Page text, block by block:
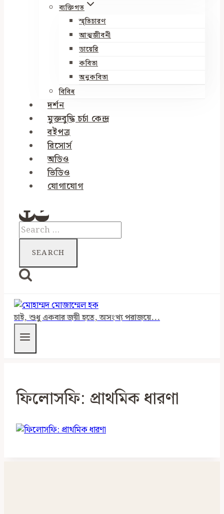
ব্যক্তিগত
স্মৃতিচারণ
আত্মজীবনী
ডায়েরি
কবিতা
অনুকবিতা
বিবিধ
দর্শন
মুক্তবুদ্ধি চর্চা কেন্দ্র
বইপত্র
রিসোর্স
অডিও
ভিডিও
যোগাযোগ
Search
for:
চাই, শুধু একবার জয়ী হতে, অসংখ্য পরাজয়ে...
ফিলোসফি: প্রাথমিক ধারণা